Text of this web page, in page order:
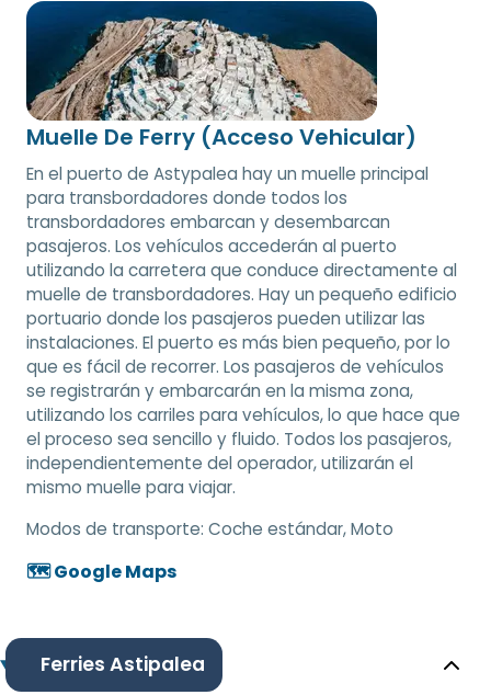
Muelle De Ferry (Acceso Vehicular)
En el puerto de Astypalea hay un muelle principal
para transbordadores donde todos los
transbordadores embarcan y desembarcan
pasajeros. Los vehículos accederán al puerto
utilizando la carretera que conduce directamente al
muelle de transbordadores. Hay un pequeño edificio
portuario donde los pasajeros pueden utilizar las
instalaciones. El puerto es más bien pequeño, por lo
que es fácil de recorrer. Los pasajeros de vehículos
se registrarán y embarcarán en la misma zona,
utilizando los carriles para vehículos, lo que hace que
el proceso sea sencillo y fluido. Todos los pasajeros,
independientemente del operador, utilizarán el
mismo muelle para viajar.
Modos de transporte: Coche estándar, Moto
🗺️ Google Maps
Ferries Astipalea